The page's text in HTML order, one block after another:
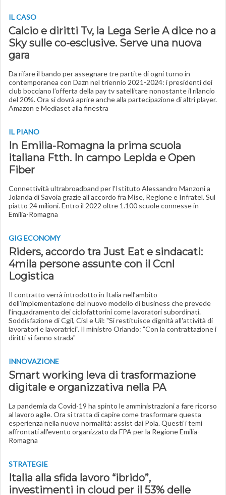
IL CASO
Calcio e diritti Tv, la Lega Serie A dice no a
Sky sulle co-esclusive. Serve una nuova
gara
Da rifare il bando per assegnare tre partite di ogni turno in
contemporanea con Dazn nel triennio 2021-2024: i presidenti dei
club bocciano l’offerta della pay tv satellitare nonostante il rilancio
del 20%. Ora si dovrà aprire anche alla partecipazione di altri player.
Amazon e Mediaset alla finestra
IL PIANO
In Emilia-Romagna la prima scuola
italiana Ftth. In campo Lepida e Open
Fiber
Connettività ultrabroadband per l’Istituto Alessandro Manzoni a
Jolanda di Savoia grazie all’accordo fra Mise, Regione e Infratel. Sul
piatto 24 milioni. Entro il 2022 oltre 1.100 scuole connesse in
Emilia-Romagna
GIG ECONOMY
Riders, accordo tra Just Eat e sindacati:
4mila persone assunte con il Ccnl
Logistica
Il contratto verrà introdotto in Italia nell’ambito
dell’implementazione del nuovo modello di business che prevede
l’inquadramento dei ciclofattorini come lavoratori subordinati.
Soddisfazione di Cgil, Cisl e Uil: "Si restituisce dignità all'attività di
lavoratori e lavoratrici". Il ministro Orlando: "Con la contrattazione i
diritti si fanno strada"
INNOVAZIONE
Smart working leva di trasformazione
digitale e organizzativa nella PA
La pandemia da Covid-19 ha spinto le amministrazioni a fare ricorso
al lavoro agile. Ora si tratta di capire come trasformare questa
esperienza nella nuova normalità: assist dai Pola. Questi i temi
affrontati all'evento organizzato da FPA per la Regione Emilia-
Romagna
STRATEGIE
Italia alla sfida lavoro “ibrido”,
investimenti in cloud per il 53% delle